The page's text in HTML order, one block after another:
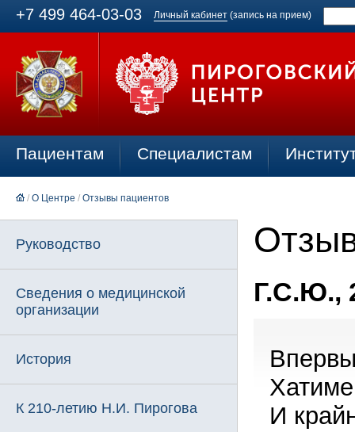
+7 499 464-03-03 Личный кабинет (запись на прием)
Пациентам Специалистам
/ О Центре / Отзывы пациентов
Руководство
Сведения о медицинской
организации
История
К 210-летию Н.И. Пирогова
Г.С.Ю.,
И